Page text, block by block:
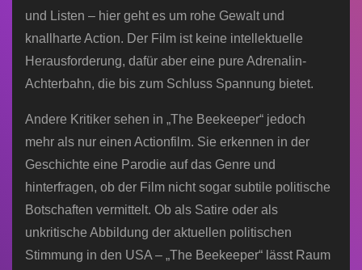
und Listen – hier geht es um rohe Gewalt und
knallharte Action. Der Film ist keine intellektuelle
Herausforderung, dafür aber eine pure Adrenalin-
Achterbahn, die bis zum Schluss Spannung bietet.
Andere Kritiker sehen in „The Beekeeper“ jedoch
mehr als nur einen Actionfilm. Sie erkennen in der
Geschichte eine Parodie auf das Genre und
hinterfragen, ob der Film nicht sogar subtile politische
Botschaften vermittelt. Ob als Satire oder als
unkritische Abbildung der aktuellen politischen
Stimmung in den USA – „The Beekeeper“ lässt Raum